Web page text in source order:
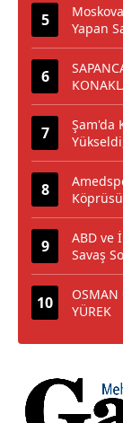
Yapan
Şam'da
ABD ve
Savaş
OSMAN
YÜREK